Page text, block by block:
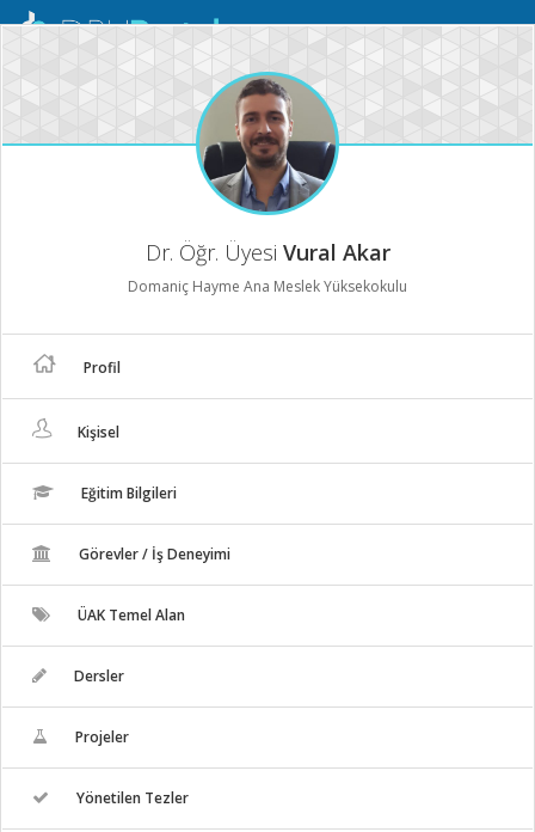
Mobil
Dr. Öğr. Üyesi Vural Akar
Domaniç Hayme Ana Meslek Yüksekokulu
Profil
Kişisel
Eğitim Bilgileri
Görevler / İş Deneyimi
ÜAK Temel Alan
Dersler
Projeler
Yönetilen Tezler